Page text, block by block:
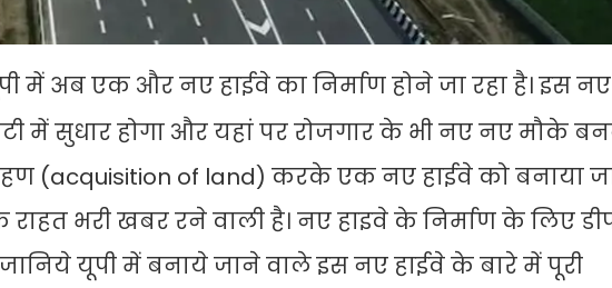
में अब एक और नए हाईवे का निर्माण होने जा रहा है। इस नए
में सुधार होगा और यहां पर रोजगार के भी नए नए मौके
(acquisition of land) करके एक नए हाईवे को बनाया
भरी खबर रने वाली है। नए हाइवे के निर्माण के लिए
यूपी में बनाये जाने वाले इस नए हाईवे के बारे में पूरी